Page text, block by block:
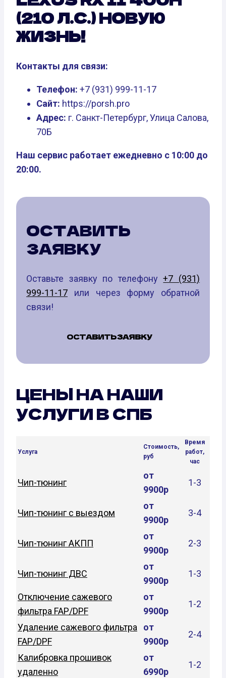
(210 Л.С.) НОВУЮ
ЖИЗНЬ!
Контакты для связи:
Телефон: +7 (931) 999-11-17
Сайт: https://porsh.pro
Адрес: г. Санкт-Петербург, Улица Салова,
70Б
Наш сервис работает ежедневно с 10:00 до
20:00.
ОСТАВИТЬ
ЗАЯВКУ
Оставьте заявку по телефону+7 (931)
999-11-17 или через форму обратной
связи!
ОСТАВИТЬ ЗАЯВКУ
ЦЕНЫ НА НАШИ
УСЛУГИ В СПБ
Услуга
Стоимость,
руб
Время
работ,
час
Чип-тюнинг
от
9900р
1-3
Чип-тюнинг с выездом
от
9900р
3-4
Чип-тюнинг АКПП
от
9900р
2-3
Чип-тюнинг ДВС
от
9900р
1-3
Отключение сажевого
фильтра FAP/DPF
от
9900р
1-2
Удаление сажевого фильтра
FAP/DPF
от
9900р
2-4
Калибровка прошивок
удаленно
от
6990р
1-2